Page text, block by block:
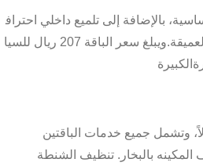
بالإضافة إلى تلميع داخلي احتراف
ي وازالة جميعالبقع الصعبة والعميقة.ويبلغ سعر الباقة 207 ريال للسيا
وتشمل جميع خدمات الباقتين
المكينه بالبخار. تنظيف الشنطة